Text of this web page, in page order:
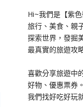
Hi~我們是【紫色
旅行、美食、親
探索世界，發掘
最真實的旅遊攻
喜歡分享旅遊中
好物、優惠票券
我們找好吃好玩